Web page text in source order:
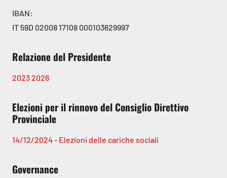
IBAN:
IT 59D 02008 17108 000103629997
Relazione del Presidente
20232026
Elezioni per il rinnovo del Consiglio Direttivo
Provinciale
14/12/2024 - Elezioni delle cariche sociali
Governance